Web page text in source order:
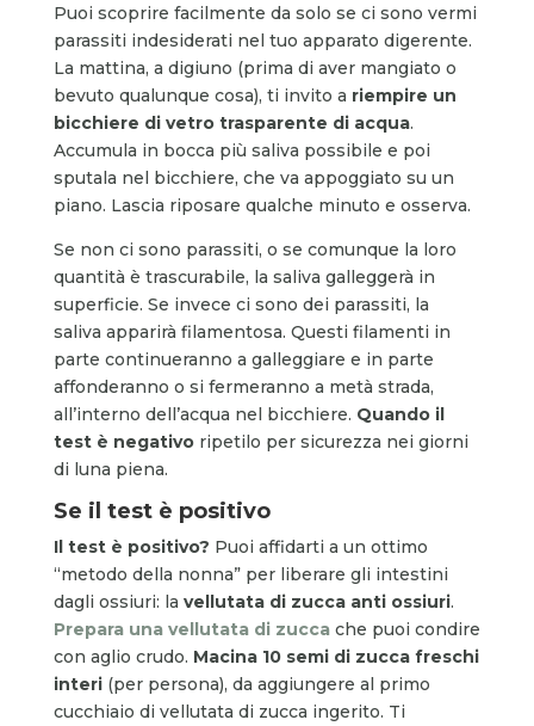
Puoi scoprire facilmente da solo se ci sono vermi
parassiti indesiderati nel tuo apparato digerente.
La mattina, a digiuno (prima di aver mangiato o
bevuto qualunque cosa), ti invito a riempire un
bicchiere di vetro trasparente di acqua.
Accumula in bocca più saliva possibile e poi
sputala nel bicchiere, che va appoggiato su un
piano. Lascia riposare qualche minuto e osserva.
Se non ci sono parassiti, o se comunque la loro
quantità è trascurabile, la saliva galleggerà in
superficie. Se invece ci sono dei parassiti, la
saliva apparirà filamentosa. Questi filamenti in
parte continueranno a galleggiare e in parte
affonderanno o si fermeranno a metà strada,
all’interno dell’acqua nel bicchiere. Quando il
test è negativoripetilo per sicurezza nei giorni
di luna piena.
Se il test è positivo
Il test è positivo? Puoi affidarti a un ottimo
“metodo della nonna” per liberare gli intestini
dagli ossiuri: la vellutata di zucca anti ossiuri.
Prepara una vellutata di zucca che puoi condire
con aglio crudo. Macina 10 semi di zucca freschi
interi (per persona), da aggiungere al primo
cucchiaio di vellutata di zucca ingerito. Ti